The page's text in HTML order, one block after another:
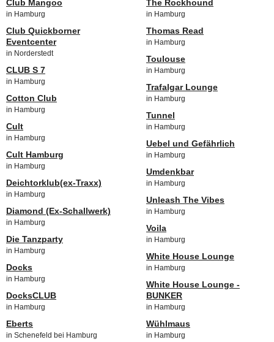
Club Mangoo
in Hamburg
Club Quickborner
Eventcenter
in Norderstedt
CLUB S 7
in Hamburg
Cotton Club
in Hamburg
Cult
in Hamburg
Cult Hamburg
in Hamburg
Deichtorklub(ex-Traxx)
in Hamburg
Diamond (Ex-Schallwerk)
in Hamburg
Die Tanzparty
in Hamburg
Docks
in Hamburg
DocksCLUB
in Hamburg
Eberts
in Schenefeld bei Hamburg
The Rockhound
in Hamburg
Thomas Read
in Hamburg
Toulouse
in Hamburg
Trafalgar Lounge
in Hamburg
Tunnel
in Hamburg
Uebel und Gefährlich
in Hamburg
Umdenkbar
in Hamburg
Unleash The Vibes
in Hamburg
Voila
in Hamburg
White House Lounge
in Hamburg
White House Lounge -
BUNKER
in Hamburg
Wühlmaus
in Hamburg